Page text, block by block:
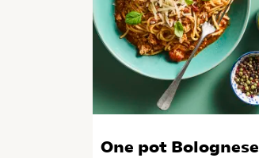
One pot Bolognese